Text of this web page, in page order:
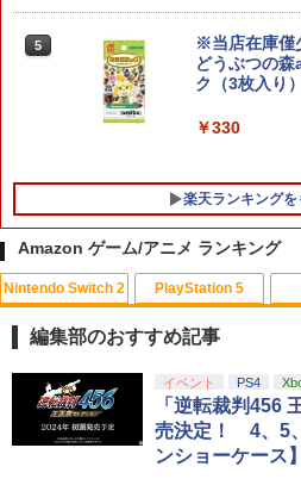
￥8,137
【楽天ブック
シ：NEOブ
購入外付特典
￥8,950
STRASSE キ
ングコックピ
置台 [コクピ
5
※当店在庫僅
どうぶつの
ク（3枚入り
￥330
楽天ランキングを
1
【送料無料】
編 第一章 猗
y】/アニメー
￥4,400
Amazon ゲーム/アニメ ランキング
Nintendo Switch 2
スプラトゥー
コード版
￥5,832
PlayStation 5
PlayStation 5
日本語専用
ese only
￥55,000
【純正品】
ラー + USB-
￥8,300
劇場版「鬼滅
窩座再来 通
￥3,982
編集部のおすすめ記事
イベント PS4
「逆転裁判456
売決定！ 4、5
ンショーケース】